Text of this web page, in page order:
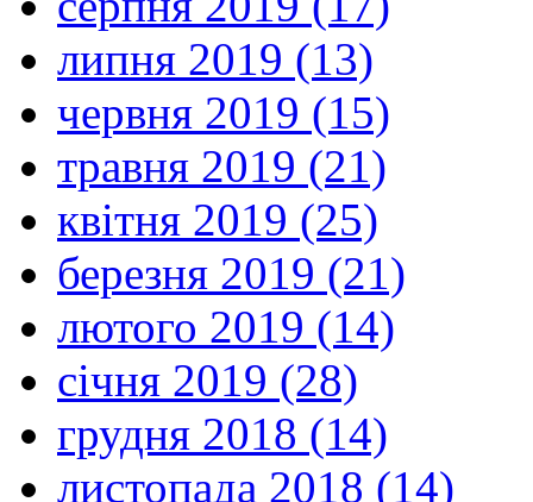
липня 2019 (13)
червня 2019 (15)
травня 2019 (21)
квітня 2019 (25)
березня 2019 (21)
лютого 2019 (14)
січня 2019 (28)
грудня 2018 (14)
листопада 2018 (14)